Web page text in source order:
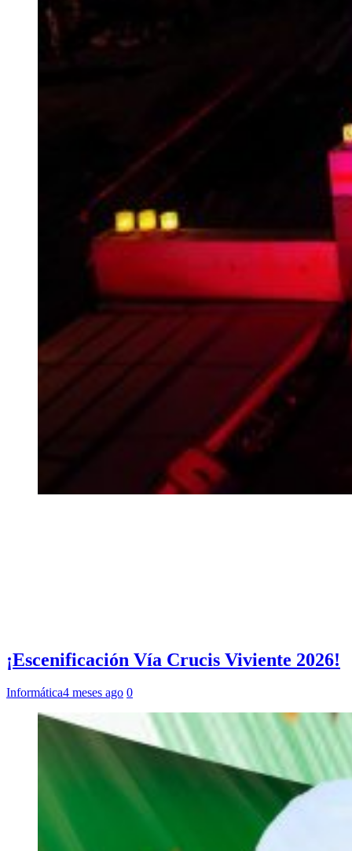
¡Escenificación Vía Crucis Viviente 2026!
Informática4 meses ago 0